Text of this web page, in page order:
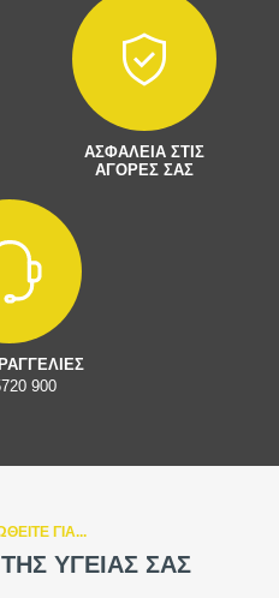
ΑΣΦΑΛΕΙΑ ΣΤΙΣ
ΑΓΟΡΕΣ ΣΑΣ
900
ΓΙΑ...
ΥΓΕΙΑΣ ΣΑΣ